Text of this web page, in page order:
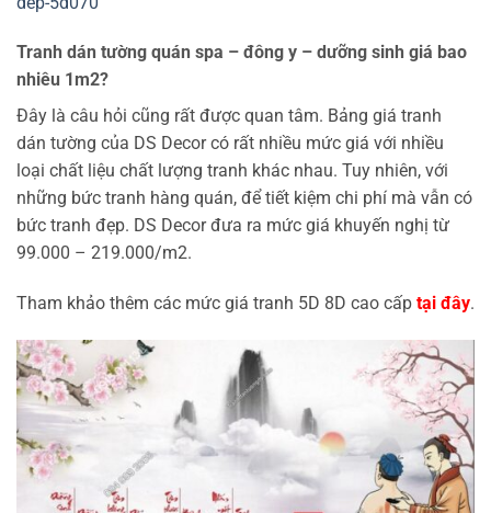
Tranh dán tường quán spa – đông y – dưỡng sinh giá bao
nhiêu 1m2?
Đây là câu hỏi cũng rất được quan tâm. Bảng giá tranh
dán tường của DS Decor có rất nhiều mức giá với nhiều
loại chất liệu chất lượng tranh khác nhau. Tuy nhiên, với
những bức tranh hàng quán, để tiết kiệm chi phí mà vẫn có
bức tranh đẹp. DS Decor đưa ra mức giá khuyến nghị từ
99.000 – 219.000/m2.
Tham khảo thêm các mức giá tranh 5D 8D cao cấp tại đây.